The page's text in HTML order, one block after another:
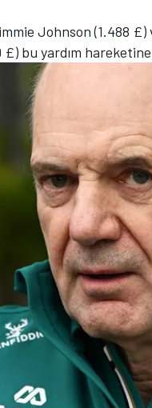
Johnson (1.488
bu yardım hareketine